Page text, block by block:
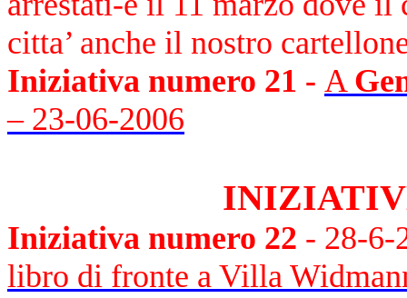
citta’ anche il nostro
Iniziativa numero 21 - A
– 23-06-2006
Iniziativa numero 22 - 28-6-
libro di fronte a Villa